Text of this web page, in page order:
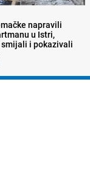
napravili
u Istri,
i pokazivali